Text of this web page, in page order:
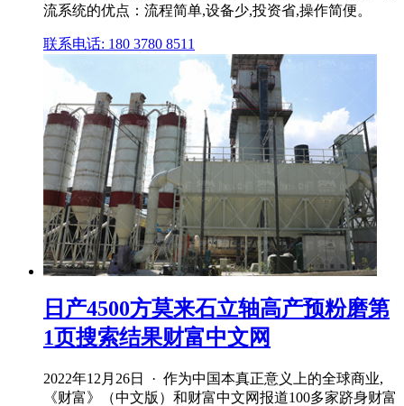
流系统的优点：流程简单,设备少,投资省,操作简便。
联系电话: 180 3780 8511
日产4500方莫来石立轴高产预粉磨第
1页搜索结果财富中文网
2022年12月26日 · 作为中国本真正意义上的全球商业,
《财富》（中文版）和财富中文网报道100多家跻身财富